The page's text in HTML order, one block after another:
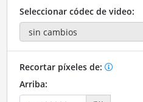
Seleccionar códec de video:
Recortar píxeles de:
Arriba: